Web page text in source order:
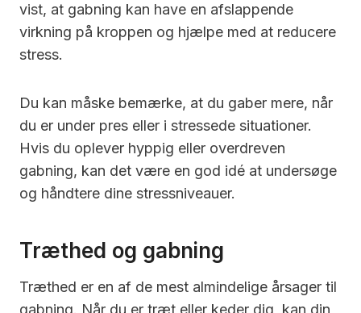
vist, at gabning kan have en afslappende
virkning på kroppen og hjælpe med at reducere
stress.
Du kan måske bemærke, at du gaber mere, når
du er under pres eller i stressede situationer.
Hvis du oplever hyppig eller overdreven
gabning, kan det være en god idé at undersøge
og håndtere dine stressniveauer.
Træthed og gabning
Træthed er en af de mest almindelige årsager til
gabning. Når du er træt eller keder dig, kan din